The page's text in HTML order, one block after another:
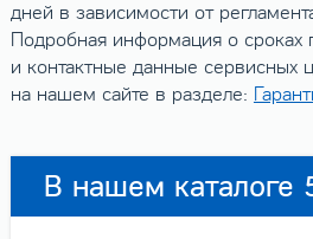
дней в зависимости от
Подробная информация о сроках
и контактные данные сервисных
на нашем сайте в разделе:
В нашем каталоге